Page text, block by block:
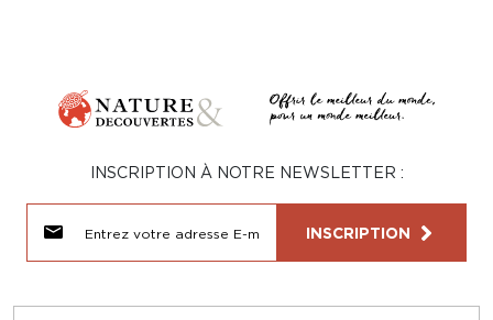
INSCRIPTION À NOTRE NEWSLETTER :
INSCRIPTION